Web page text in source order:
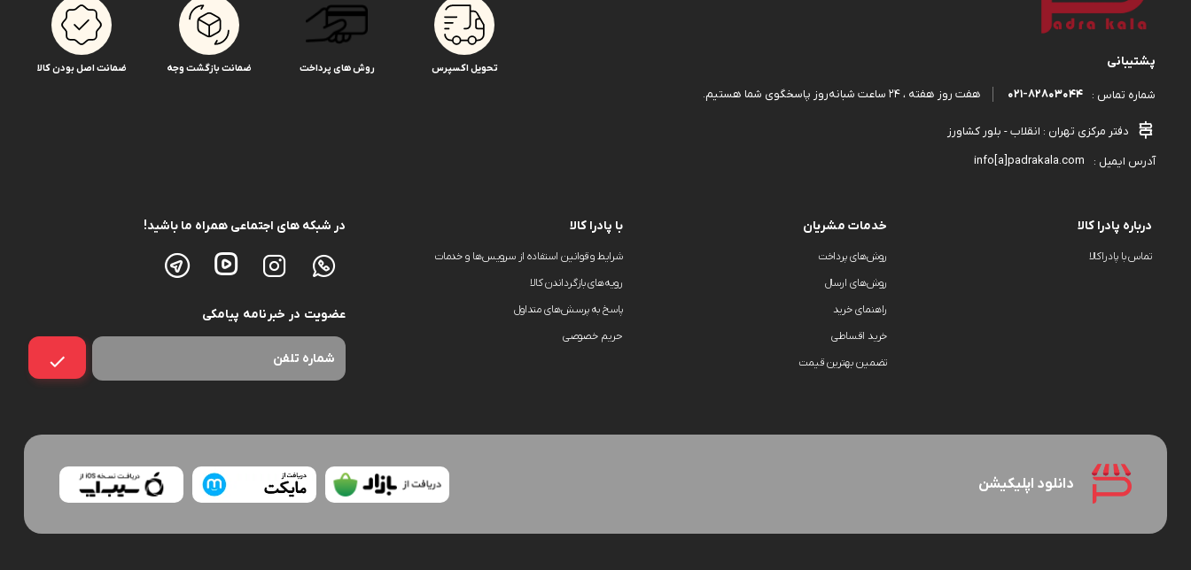
پشتیبانی
شماره تماس : ۰۲۱-۸۲۸۰۳۰۴۴ هفت روز هفته ، ۲۴ ساعت شبانه‌روز پاسخگوی شما هستیم.
دفتر مرکزی تهران : انقلاب - بلور کشاورز
آدرس ایمیل :
info[a]padrakala.com
تحویل اکسپرس روش های پرداخت ضمانت بازگشت وجه ضمانت اصل بودن کالا
درباره پادرا کالا
تماس با پادراکالا
خدمات مشریان
روش‌های پرداخت
روش‌های ارسال
راهنمای خرید
خرید اقساطی
تضمین بهترین قیمت
با پادرا کالا
شرایط و قوانین استفاده از سرویس‌ها و خدمات
رویه‌های بازگرداندن کالا
پاسخ به پرسش‌های متداول
حریم خصوصی
در شبکه های اجتماعی همراه ما باشید!
عضویت در خبرنامه پیامکی
دانلود اپلیکیشن